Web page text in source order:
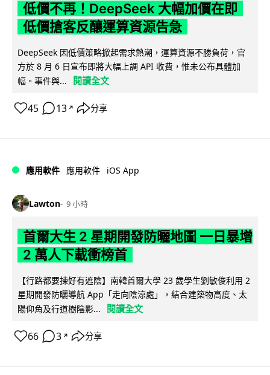
低價不再！DeepSeek 大幅加價在即
低價搶客反釀運算資源告急
DeepSeek 因低價策略掀起需求熱潮，運算資源不勝負荷，官
方於 8 月 6 日宣布即將大幅上調 API 收費，惟未公布具體加
幅。事件與...
閱讀全文
45 13 ↗ 分享
應用軟件 應用軟件 iOS App
Lawton 9 小時
首爾大生 2 星期開發防曬地圖 一日暴增
2 萬人下載衝榜首
【行路都要揀好有遮陰】南韓首爾大學 23 歲學生劉敏俊利用 2
星期開發防曬導航 App「走向陰涼處」，結合建築物高度、太
陽仰角及行道樹陰影...
閱讀全文
66 3 ↗ 分享